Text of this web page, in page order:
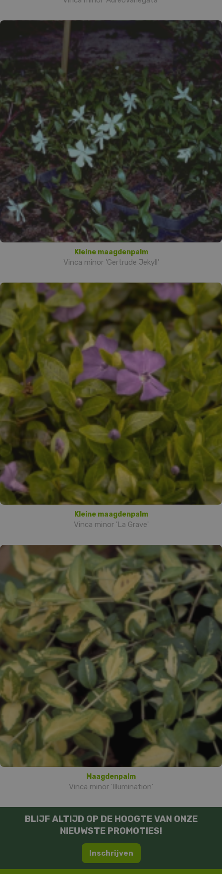
Kleine maagdenpalm
Vinca minor 'Gertrude Jekyll'
Kleine maagdenpalm
Vinca minor 'La Grave'
Maagdenpalm
Vinca minor 'Illumination'
BLIJF ALTIJD OP DE HOOGTE VAN ONZE
NIEUWSTE PROMOTIES!
Inschrijven